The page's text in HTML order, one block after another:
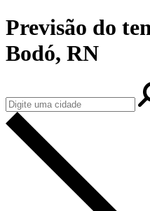
Previsão do
Bodó, RN